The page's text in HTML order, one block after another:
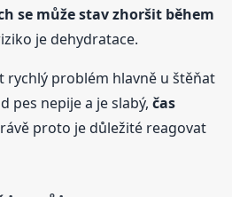
se může stav zhoršit během
je dehydratace.
rychlý problém hlavně u štěňat
pes nepije a je slabý,čas
proto je důležité reagovat